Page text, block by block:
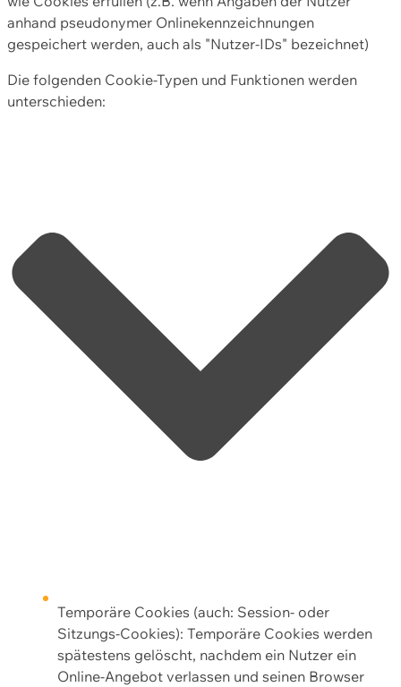
anhand pseudonymer Onlinekennzeichnungen
gespeichert werden, auch als "Nutzer-IDs" bezeichnet)
Die folgenden Cookie-Typen und Funktionen werden
unterschieden:
Temporäre Cookies (auch: Session- oder
Sitzungs-Cookies): Temporäre Cookies werden
spätestens gelöscht, nachdem ein Nutzer ein
Online-Angebot verlassen und seinen Browser